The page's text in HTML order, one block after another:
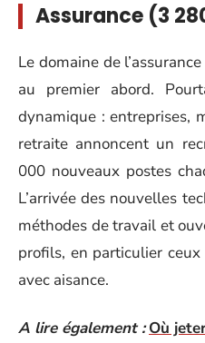
Assurance (3
Le domaine de
au premier abord.
dynamique : entreprises,
retraite annoncent un
000 nouveaux postes
L’arrivée des nouvelles
méthodes de travail et
profils, en particulier
avec aisance.
A lire également : Où